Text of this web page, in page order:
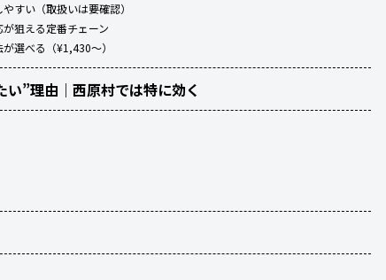
すい（取扱いは要確認）
狙える定番チェーン
選べる（¥1,430～）
”理由｜西原村では特に効く